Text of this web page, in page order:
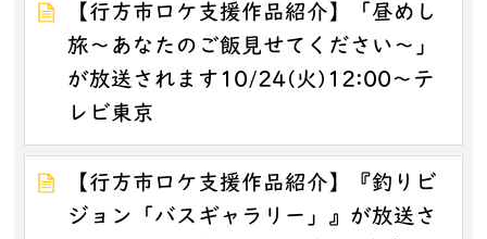
【行方市ロケ支援作品紹介】「昼めし
旅～あなたのご飯見せてください～」
が放送されます10/24(火)12:00～テ
レビ東京
【行方市ロケ支援作品紹介】『釣りビ
ジョン「バスギャラリー」』が放送さ